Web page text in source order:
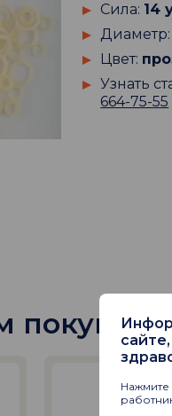
Сила: 14
Диаметр:
Цвет:
Узнать
664-75-55
покупают
Нажмите